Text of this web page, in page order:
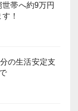
世帯へ約9万円
！
の生活安定支